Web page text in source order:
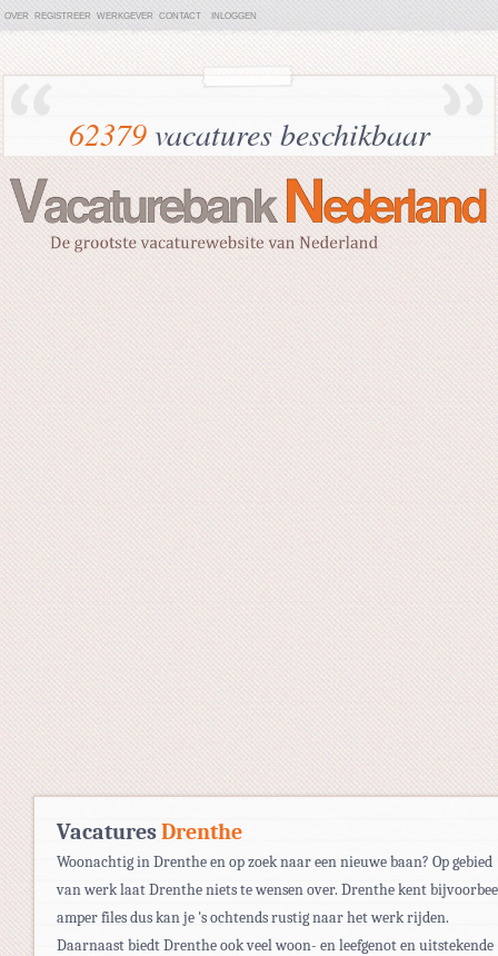
OVER REGISTREER WERKGEVER CONTACT INLOGGEN
62379vacatures beschikbaar
VacaturesDrenthe
Woonachtig in Drenthe en op zoek naar een nieuwe baan? Op gebied
van werk laat Drenthe niets te wensen over. Drenthe kent
amper files dus kan je 's ochtends rustig naar het werk rijden.
Daarnaast biedt Drenthe ook veel woon- en leefgenot en uitstekende